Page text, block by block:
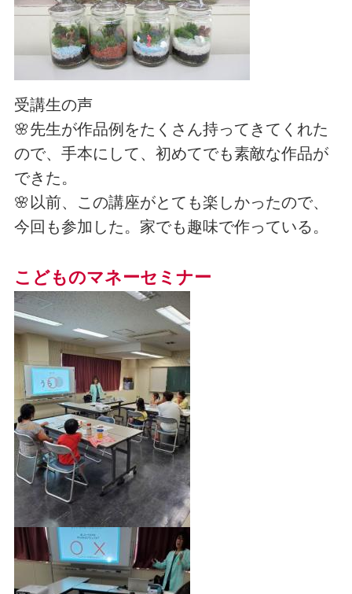
受講生の声
🌸先生が作品例をたくさん持ってきてくれた
ので、手本にして、初めてでも素敵な作品が
できた。
🌸以前、この講座がとても楽しかったので、
今回も参加した。家でも趣味で作っている。
こどものマネーセミナー